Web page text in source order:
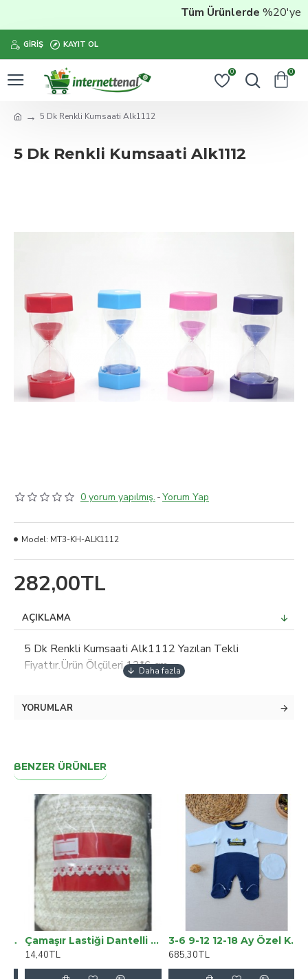
Tüm Ürünlerde%20'ye
GIRIŞ KAYIT OL
0 0
5 Dk Renkli Kumsaati Alk1112
5 Dk Renkli Kumsaati Alk1112
0 yorum yapılmış. -Yorum Yap
282,00TL
Model: MT3-KH-ALK1112
AÇIKLAMA
5 Dk Renkli Kumsaati Alk1112 Yazılan Tekli
Fiyattır.Ürün Ölçüleri 13*6 cm
YORUMLAR
BENZER ÜRÜNLER
Çamaşır Lastiği Dantelli 1 Cm 1 Metre Ekru
14,40TL
3-6 9-12 12-18 Ay Özel Kuvvetler Nakışlı Bere Şapkalı Kız Erkek Bebek Tulumu
685,30TL